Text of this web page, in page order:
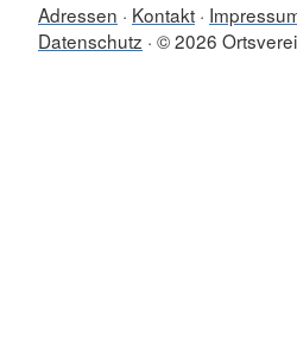
Adressen Kontakt
Datenschutz © 2026